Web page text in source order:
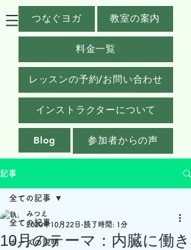
つなぐヨガ 教室の案内
料金一覧
レッスンの予約/お問い合わせ
インストラクターについて
Blog 参加者からの声
記事
全ての記事
ポーズの説明
全ての記事
10月のテーマ：内臓に働き
みつえ
2020年10月22日 読了時間: 1分